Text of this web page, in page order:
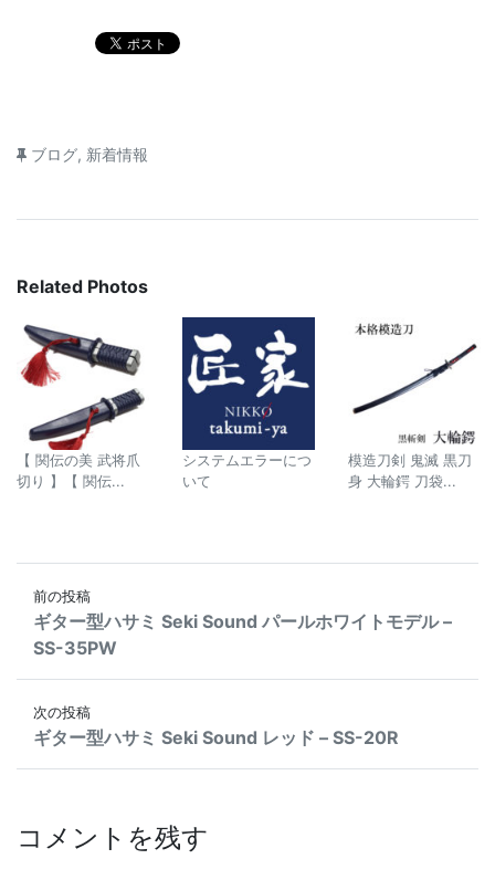
ブログ, 新着情報
Related Photos
【 関伝の美 武将爪
切り 】【 関伝...
システムエラーにつ
いて
模造刀剣 鬼滅 黒刀
身 大輪鍔 刀袋...
投稿ナビゲーション
前の投稿
ギター型ハサミ Seki Sound パールホワイトモデル –
SS-35PW
次の投稿
ギター型ハサミ Seki Sound レッド – SS-20R
コメントを残す